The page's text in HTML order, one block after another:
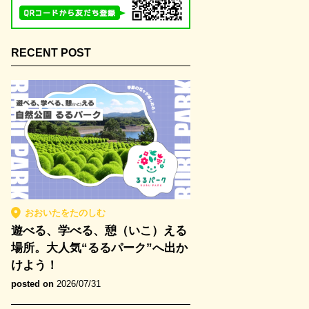
RECENT POST
おおいたをたのしむ
遊べる、学べる、憩（いこ）える
場所。大人気“るるパーク”へ出か
けよう！
posted on 2026/07/31